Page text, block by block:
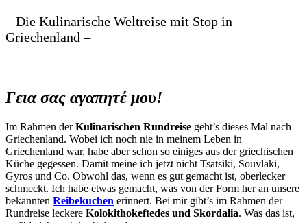
– Die Kulinarische Weltreise mit Stop in
Griechenland –
Γεια σας αγαπητέ μου!
Im Rahmen derKulinarischen Rundreise geht’s dieses Mal nach
Griechenland. Wobei ich noch nie in meinem Leben in
Griechenland war, habe aber schon so einiges aus der griechischen
Küche gegessen. Damit meine ich jetzt nicht Tsatsiki, Souvlaki,
Gyros und Co. Obwohl das, wenn es gut gemacht ist, oberlecker
schmeckt. Ich habe etwas gemacht, was von der Form her an unsere
bekannten Reibekuchen erinnert. Bei mir gibt’s im Rahmen der
Rundreise leckere Kolokithokeftedes und Skordalia. Was das ist,